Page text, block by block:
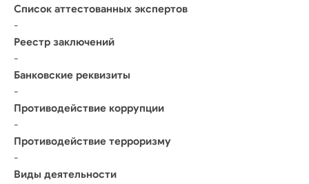
Список аттестованных экспертов
-
Реестр заключений
-
Банковские реквизиты
-
Противодействие коррупции
-
Противодействие терроризму
-
Виды деятельности